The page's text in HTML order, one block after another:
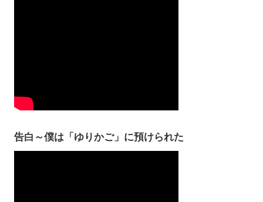
告白～僕は「ゆりかご」に預けられた